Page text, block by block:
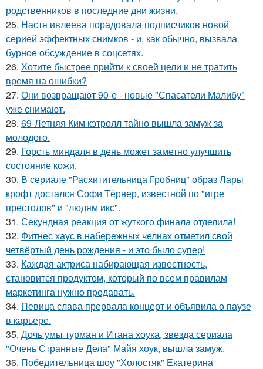
родственников в последние дни жизни.
25. Настя ивлеева порадовала подписчиков новой
серией эффектных снимков - и, как обычно, вызвала
бурное обсуждение в соцсетях.
26. Хотите быстрее прийти к своей цели и не тратить
время на ошибки?
27. Они возвращают 90-е - новые "Спасатели Малибу"
уже снимают.
28. 69-Летняя Ким кэтролл тайно вышла замуж за
молодого.
29. Горсть миндаля в день может заметно улучшить
состояние кожи.
30. В сериале "Расхитительница Гробниц" образ Лары
крофт достался Софи Тёрнер, известной по "игре
престолов" и "людям икс".
31. Секундная реакция от жуткого финала отделила!
32. Фитнес хаус в набережных челнах отметил свой
четвёртый день рождения - и это было супер!
33. Каждая актриса набирающая известность,
становится продуктом, который по всем правилам
маркетинга нужно продавать.
34. Певица слава прервала концерт и объявила о паузе
в карьере.
35. Дочь умы турман и Итана хоука, звезда сериала
"Очень Странные Дела" Майя хоук, вышла замуж.
36. Победительница шоу "Холостяк" Екатерина